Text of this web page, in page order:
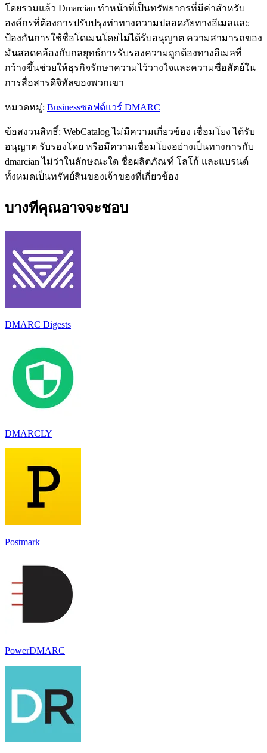
โดยรวมแล้ว Dmarcian ทำหน้าที่เป็นทรัพยากรที่มีค่าสำหรับ
องค์กรที่ต้องการปรับปรุงท่าทางความปลอดภัยทางอีเมลและ
ป้องกันการใช้ชื่อโดเมนโดยไม่ได้รับอนุญาต ความสามารถของ
มันสอดคล้องกับกลยุทธ์การรับรองความถูกต้องทางอีเมลที่
กว้างขึ้นช่วยให้ธุรกิจรักษาความไว้วางใจและความซื่อสัตย์ใน
การสื่อสารดิจิทัลของพวกเขา
หมวดหมู่: Businessซอฟต์แวร์ DMARC
ข้อสงวนสิทธิ์: WebCatalog ไม่มีความเกี่ยวข้อง เชื่อมโยง ได้รับ
อนุญาต รับรองโดย หรือมีความเชื่อมโยงอย่างเป็นทางการกับ
dmarcian ไม่ว่าในลักษณะใด ชื่อผลิตภัณฑ์ โลโก้ และแบรนด์
ทั้งหมดเป็นทรัพย์สินของเจ้าของที่เกี่ยวข้อง
บางทีคุณอาจจะชอบ
DMARC Digests
DMARCLY
Postmark
PowerDMARC